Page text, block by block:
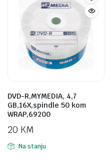
DVD-R,MYMEDIA, 4,7
GB,16X,spindle 50 kom
WRAP,69200
20 KM
Na stanju